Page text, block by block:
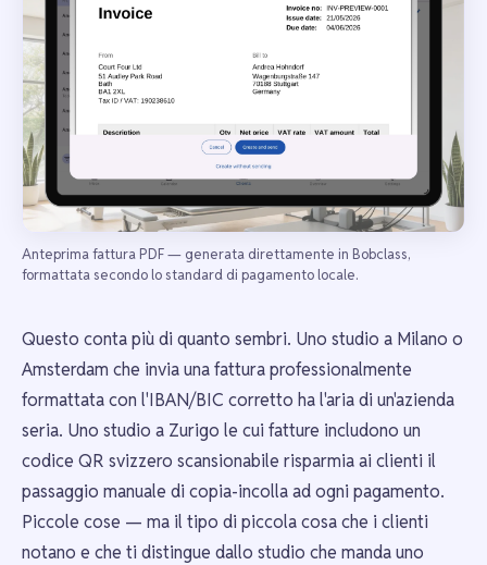
Anteprima fattura PDF — generata direttamente in Bobclass,
formattata secondo lo standard di pagamento locale.
Questo conta più di quanto sembri. Uno studio a Milano o
Amsterdam che invia una fattura professionalmente
formattata con l'IBAN/BIC corretto ha l'aria di un'azienda
seria. Uno studio a Zurigo le cui fatture includono un
codice QR svizzero scansionabile risparmia ai clienti il
passaggio manuale di copia-incolla ad ogni pagamento.
Piccole cose — ma il tipo di piccola cosa che i clienti
notano e che ti distingue dallo studio che manda uno